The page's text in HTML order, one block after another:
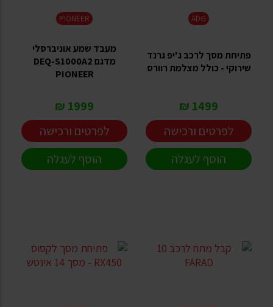
ADG
פתיחת מסך לרכב ג'יפ גרנד
שירוקי - כולל מצלמת רוורס
1499 ₪
לפרטים ורכישה
הוסף לעגלה
PIONEER
מעבד שמע אוניברסלי
מדגם DEQ-S1000A2
PIONEER
1999 ₪
לפרטים ורכישה
הוסף לעגלה